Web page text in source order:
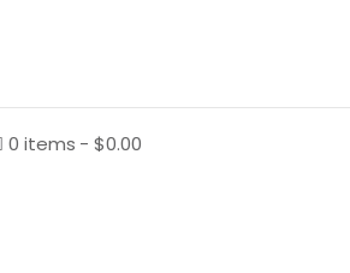
0 items $0.00